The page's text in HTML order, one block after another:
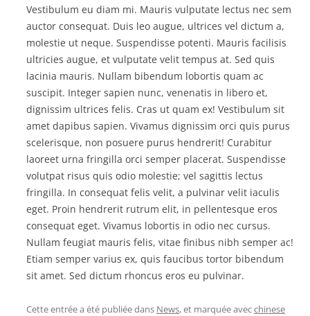
Vestibulum eu diam mi. Mauris vulputate lectus nec sem
auctor consequat. Duis leo augue, ultrices vel dictum a,
molestie ut neque. Suspendisse potenti. Mauris facilisis
ultricies augue, et vulputate velit tempus at. Sed quis
lacinia mauris. Nullam bibendum lobortis quam ac
suscipit. Integer sapien nunc, venenatis in libero et,
dignissim ultrices felis. Cras ut quam ex! Vestibulum sit
amet dapibus sapien. Vivamus dignissim orci quis purus
scelerisque, non posuere purus hendrerit! Curabitur
laoreet urna fringilla orci semper placerat. Suspendisse
volutpat risus quis odio molestie; vel sagittis lectus
fringilla. In consequat felis velit, a pulvinar velit iaculis
eget. Proin hendrerit rutrum elit, in pellentesque eros
consequat eget. Vivamus lobortis in odio nec cursus.
Nullam feugiat mauris felis, vitae finibus nibh semper ac!
Etiam semper varius ex, quis faucibus tortor bibendum
sit amet. Sed dictum rhoncus eros eu pulvinar.
Cette entrée a été publiée dans News, et marquée avecchinese